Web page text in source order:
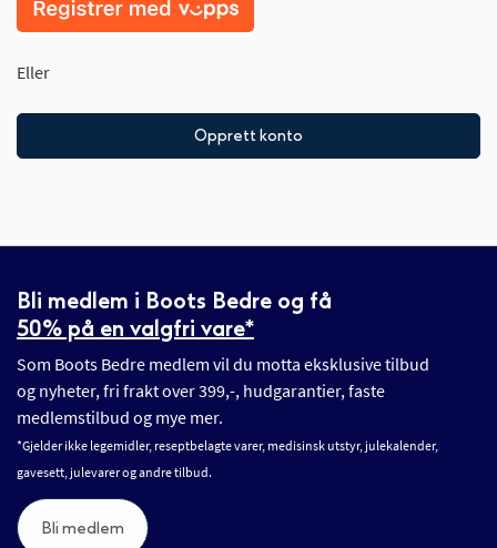
Eller
Opprett konto
Bli medlem i Boots Bedre og få
50% på en valgfri vare*
Som Boots Bedre medlem vil du motta eksklusive tilbud
og nyheter, fri frakt over 399,-, hudgarantier, faste
medlemstilbud og mye mer.
*Gjelder ikke legemidler, reseptbelagte varer, medisinsk utstyr, julekalender,
gavesett, julevarer og andre tilbud.
Bli medlem